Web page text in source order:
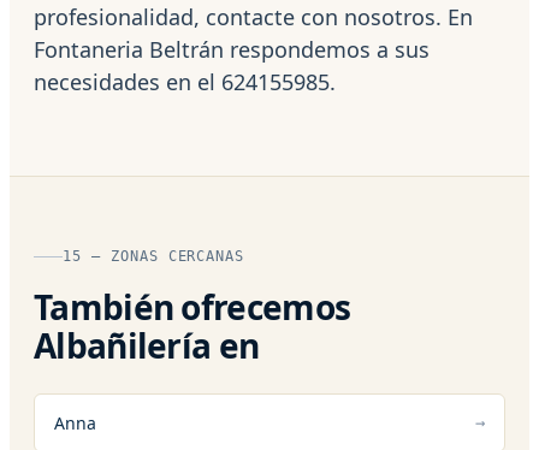
profesionalidad, contacte con nosotros. En
Fontaneria Beltrán respondemos a sus
necesidades en el 624155985.
15 — ZONAS CERCANAS
También ofrecemos
Albañilería en
Anna